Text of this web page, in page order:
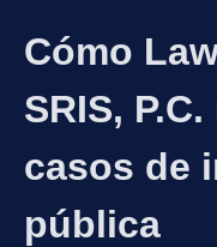
Cómo
SRIS,
casos de
pública